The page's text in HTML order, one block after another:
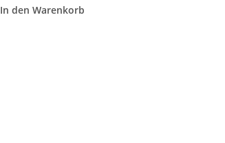
In den Warenkorb